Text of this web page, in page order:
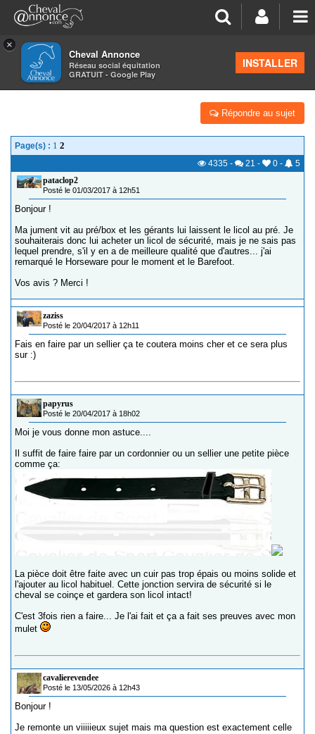
×
Cheval Annonce
Réseau social équitation
GRATUIT - Google Play
INSTALLER
>Équipements
LICOL DE SÉCURITÉ, LEQUEL CHOISIR ?
Répondre au sujet
Page(s) : 1 2
4335 - 21 - 0 -
5
pataclop2
Posté le 01/03/2017 à 12h51
Bonjour !
Ma jument vit au pré/box et les gérants lui laissent le licol au pré. Je
souhaiterais donc lui acheter un licol de sécurité, mais je ne sais pas
lequel prendre, s'il y en a de meilleure qualité que d'autres... j'ai
remarqué le Horseware pour le moment et le Barefoot.
Vos avis ? Merci !
zaziss
Posté le 20/04/2017 à 12h11
Fais en faire par un sellier ça te coutera moins cher et ce sera plus
sur :)
papyrus
Posté le 20/04/2017 à 18h02
Moi je vous donne mon astuce....
Il suffit de faire faire par un cordonnier ou un sellier une petite pièce
comme ça:
La pièce doit être faite avec un cuir pas trop épais ou moins solide et
l'ajouter au licol habituel. Cette jonction servira de sécurité si le
cheval se coinçe et gardera son licol intact!
C'est 3fois rien a faire... Je l'ai fait et ça a fait ses preuves avec mon
mulet
cavalierevendee
Posté le 13/05/2026 à 12h43
Bonjour !
Je remonte un viiiiieux sujet mais ma question est exactement celle